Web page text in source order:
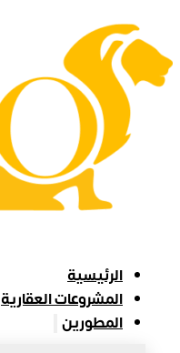
الرئيسية
المشروعات العقارية
المطورين